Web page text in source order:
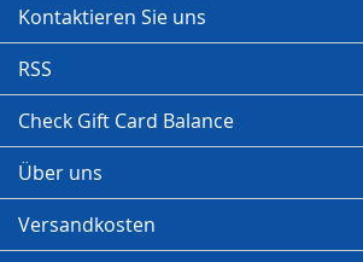
Kontaktieren Sie uns
RSS
Check Gift Card Balance
Über uns
Versandkosten